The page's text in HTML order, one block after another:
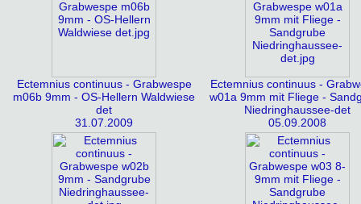
Ectemnius continuus - Grabwespe
m06b 9mm - OS-Hellern Waldwiese
det
31.07.2009
Ectemnius continuus -
w01a 9mm mit Fliege -
Niedringhaussee-det
05.09.2008